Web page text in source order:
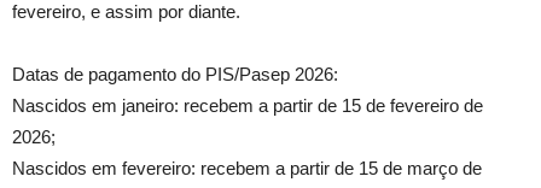
fevereiro, e assim por diante.
Datas de pagamento do PIS/Pasep 2026:
Nascidos em janeiro: recebem a partir de 15 de fevereiro de
2026;
Nascidos em fevereiro: recebem a partir de 15 de março de